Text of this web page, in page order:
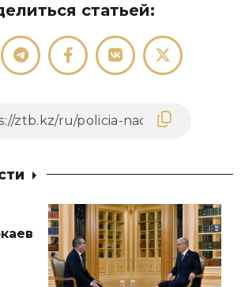
статьей: